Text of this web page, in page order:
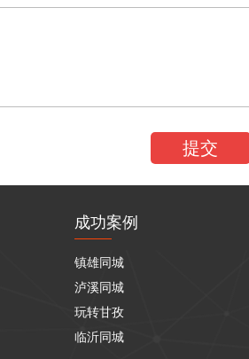
成功案例
镇雄同城
泸溪同城
玩转甘孜
临沂同城